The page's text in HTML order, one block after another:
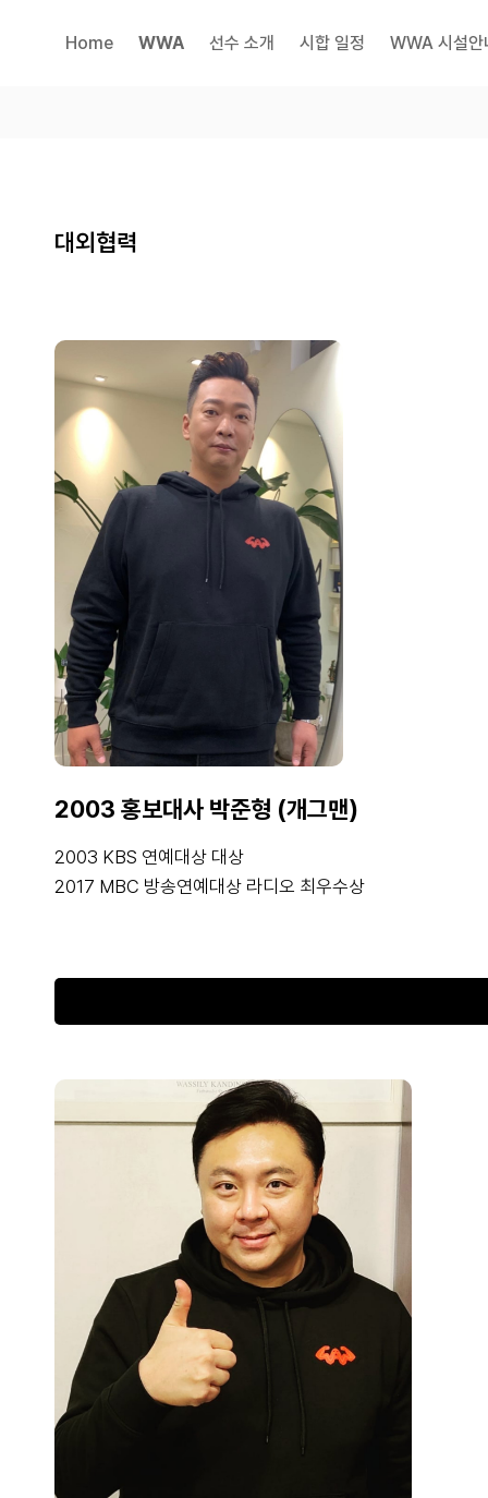
Home WWA 선수 소개 시합 일정 WWA 시설안
대외협력
2003 홍보대사 박준형 (개그맨)
2003 KBS 연예대상 대상
2017 MBC 방송연예대상 라디오 최우수상